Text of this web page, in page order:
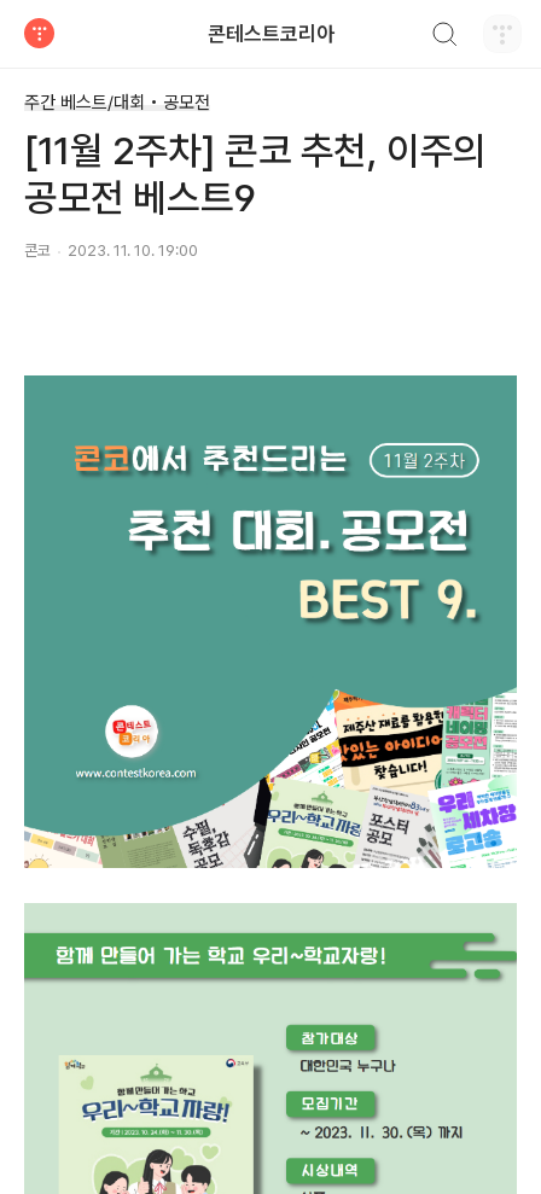
콘테스트코리아
주간 베스트/대회 • 공모전
[11월 2주차] 콘코 추천, 이주의
공모전 베스트9
콘코 2023. 11. 10. 19:00